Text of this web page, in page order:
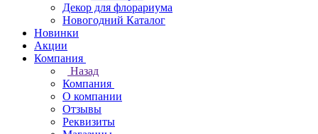
Декор для флорариума
Новогодний Каталог
Новинки
Акции
Компания
Назад
Компания
О компании
Отзывы
Реквизиты